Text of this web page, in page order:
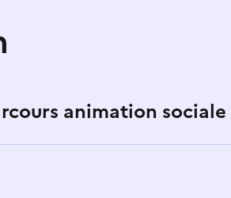
animation